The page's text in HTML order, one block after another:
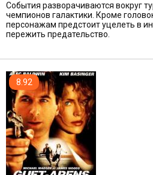
События разворачиваются вокруг
чемпионов галактики. Кроме
персонажам предстоит уцелеть в
пережить предательство.
8.92